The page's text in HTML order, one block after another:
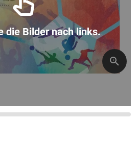
die Bilder nach links.